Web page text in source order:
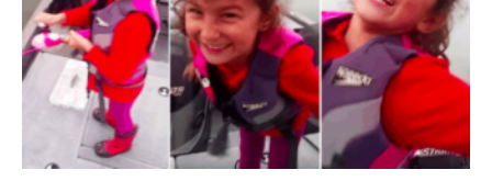
γενναιόδωροι και προσφέρθηκαν να του βάλουν λίγο
κρέας σε μία σακούλα δωρεάν !!! Δείτε το βίντεο
ντοκουμέντο που κάνει το γύρο του διαδικτύου μέσα
από το Facebook.
Πηγή:lesvosnews.gr